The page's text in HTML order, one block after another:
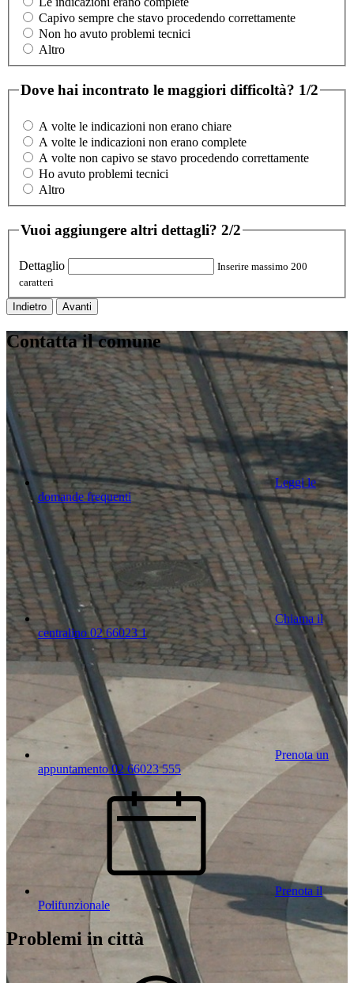
Capivo sempre che stavo procedendo correttamente
Non ho avuto problemi tecnici
Altro
Dove hai incontrato le maggiori difficoltà? 1/2
A volte le indicazioni non erano chiare
A volte le indicazioni non erano complete
A volte non capivo se stavo procedendo correttamente
Ho avuto problemi tecnici
Altro
Vuoi aggiungere altri dettagli? 2/2
Dettaglio
Inserire massimo 200
caratteri
Indietro Avanti
Contatta il comune
Leggi le
domande frequenti
Chiama il
centralino 02 66023 1
Prenota un
appuntamento 02 66023 555
Prenota il
Polifunzionale
Problemi in città